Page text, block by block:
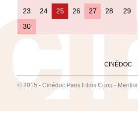
23
24 25 26 27 28
29
30
CINÉDOC
© 2015 - Cinédoc Paris Films Coop -